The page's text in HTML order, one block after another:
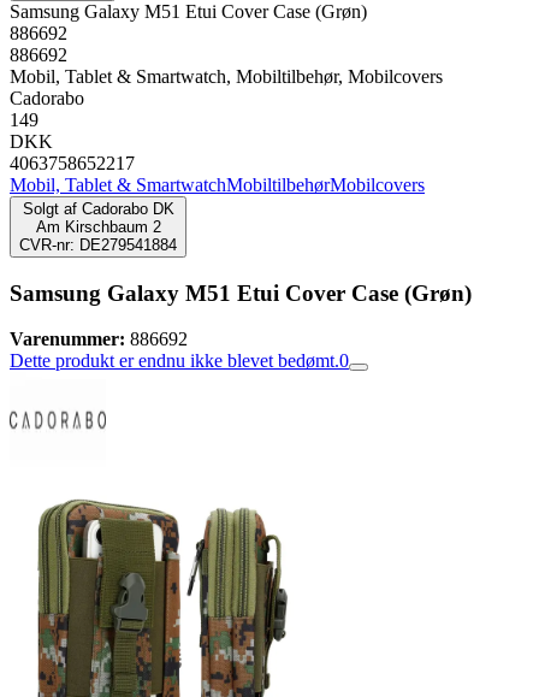
Samsung Galaxy M51 Etui Cover Case (Grøn)
886692
886692
Mobil, Tablet & Smartwatch, Mobiltilbehør, Mobilcovers
Cadorabo
149
DKK
4063758652217
Mobil, Tablet & SmartwatchMobiltilbehørMobilcovers
Solgt af Cadorabo DK
Am Kirschbaum 2
CVR-nr: DE279541884
Samsung Galaxy M51 Etui Cover Case (Grøn)
Varenummer: 886692
Dette produkt er endnu ikke blevet bedømt.0